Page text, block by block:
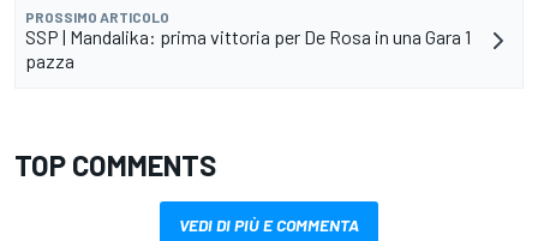
PROSSIMO ARTICOLO
SSP | Mandalika: prima vittoria per De Rosa in una Gara 1
pazza
TOP COMMENTS
VEDI DI PIÙ E COMMENTA